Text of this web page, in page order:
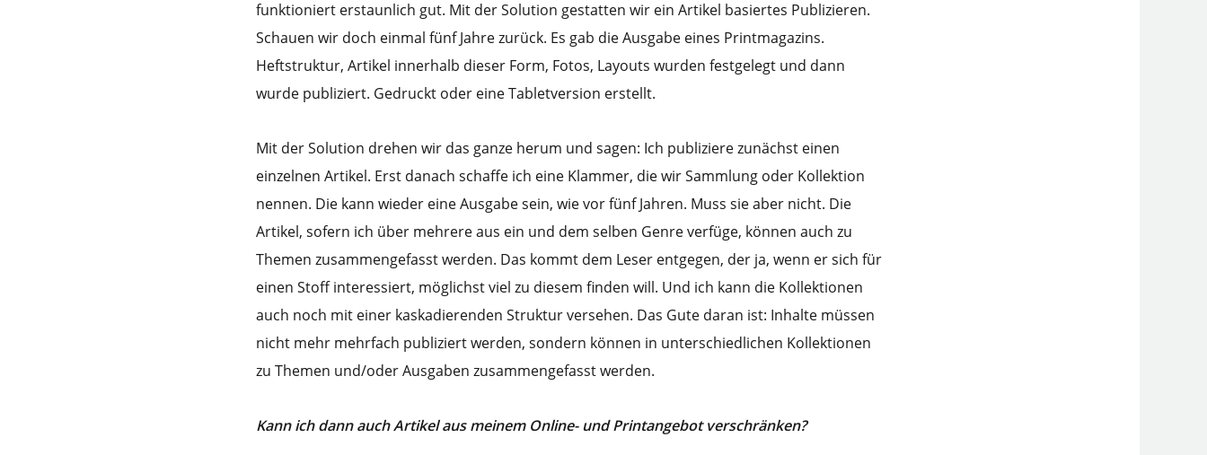
funktioniert erstaunlich gut. Mit der Solution gestatten wir ein Artikel basiertes Publizieren.
Schauen wir doch einmal fünf Jahre zurück. Es gab die Ausgabe eines Printmagazins.
Heftstruktur, Artikel innerhalb dieser Form, Fotos, Layouts wurden festgelegt und dann
wurde publiziert. Gedruckt oder eine Tabletversion erstellt.
Mit der Solution drehen wir das ganze herum und sagen: Ich publiziere zunächst einen
einzelnen Artikel. Erst danach schaffe ich eine Klammer, die wir Sammlung oder Kollektion
nennen. Die kann wieder eine Ausgabe sein, wie vor fünf Jahren. Muss sie aber nicht. Die
Artikel, sofern ich über mehrere aus ein und dem selben Genre verfüge, können auch zu
Themen zusammengefasst werden. Das kommt dem Leser entgegen, der ja, wenn er sich für
einen Stoff interessiert, möglichst viel zu diesem finden will. Und ich kann die Kollektionen
auch noch mit einer kaskadierenden Struktur versehen. Das Gute daran ist: Inhalte müssen
nicht mehr mehrfach publiziert werden, sondern können in unterschiedlichen Kollektionen
zu Themen und/oder Ausgaben zusammengefasst werden.
Kann ich dann auch Artikel aus meinem Online- und Printangebot verschränken?